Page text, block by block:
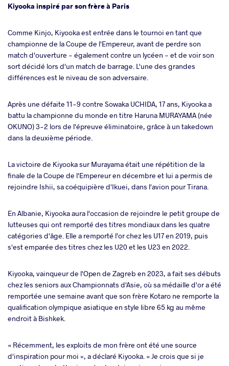
Kiyooka inspiré par son frère à Paris
Comme Kinjo, Kiyooka est entrée dans le tournoi en tant que
championne de la Coupe de l'Empereur, avant de perdre son
match d'ouverture - également contre un lycéen - et de voir son
sort décidé lors d'un match de barrage. L'une des grandes
différences est le niveau de son adversaire.
Après une défaite 11-9 contre Sowaka UCHIDA, 17 ans, Kiyooka a
battu la championne du monde en titre Haruna MURAYAMA (née
OKUNO) 3-2 lors de l'épreuve éliminatoire, grâce à un takedown
dans la deuxième période.
La victoire de Kiyooka sur Murayama était une répétition de la
finale de la Coupe de l'Empereur en décembre et lui a permis de
rejoindre Ishii, sa coéquipière d'Ikuei, dans l'avion pour Tirana.
En Albanie, Kiyooka aura l'occasion de rejoindre le petit groupe de
lutteuses qui ont remporté des titres mondiaux dans les quatre
catégories d'âge. Elle a remporté l'or chez les U17 en 2019, puis
s'est emparée des titres chez les U20 et les U23 en 2022.
Kiyooka, vainqueur de l'Open de Zagreb en 2023, a fait ses débuts
chez les seniors aux Championnats d'Asie, où sa médaille d'or a été
remportée une semaine avant que son frère Kotaro ne remporte la
qualification olympique asiatique en style libre 65 kg au même
endroit à Bishkek.
« Récemment, les exploits de mon frère ont été une source
d'inspiration pour moi », a déclaré Kiyooka. « Je crois que si je